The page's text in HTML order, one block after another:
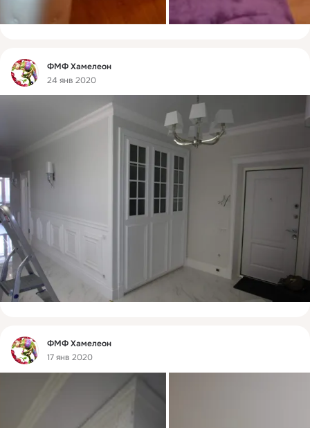
Фид
ФМФ Хамелеон
24 янв 2020
Фид
ФМФ Хамелеон
17 янв 2020